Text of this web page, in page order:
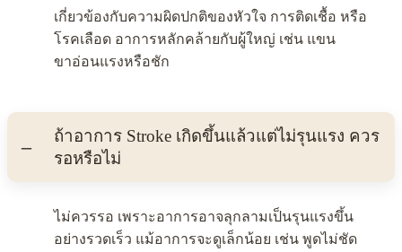
เกี่ยวข้องกับความผิดปกติของหัวใจ การติดเชื้อ หรือ
โรคเลือด อาการหลักคล้ายกับผู้ใหญ่ เช่น แขน
ขาอ่อนแรงหรือชัก
ถ้าอาการ Stroke เกิดขึ้นแล้วแต่ไม่รุนแรง ควร
รอหรือไม่
ไม่ควรรอ เพราะอาการอาจลุกลามเป็นรุนแรงขึ้น
อย่างรวดเร็ว แม้อาการจะดูเล็กน้อย เช่น พูดไม่ชัด